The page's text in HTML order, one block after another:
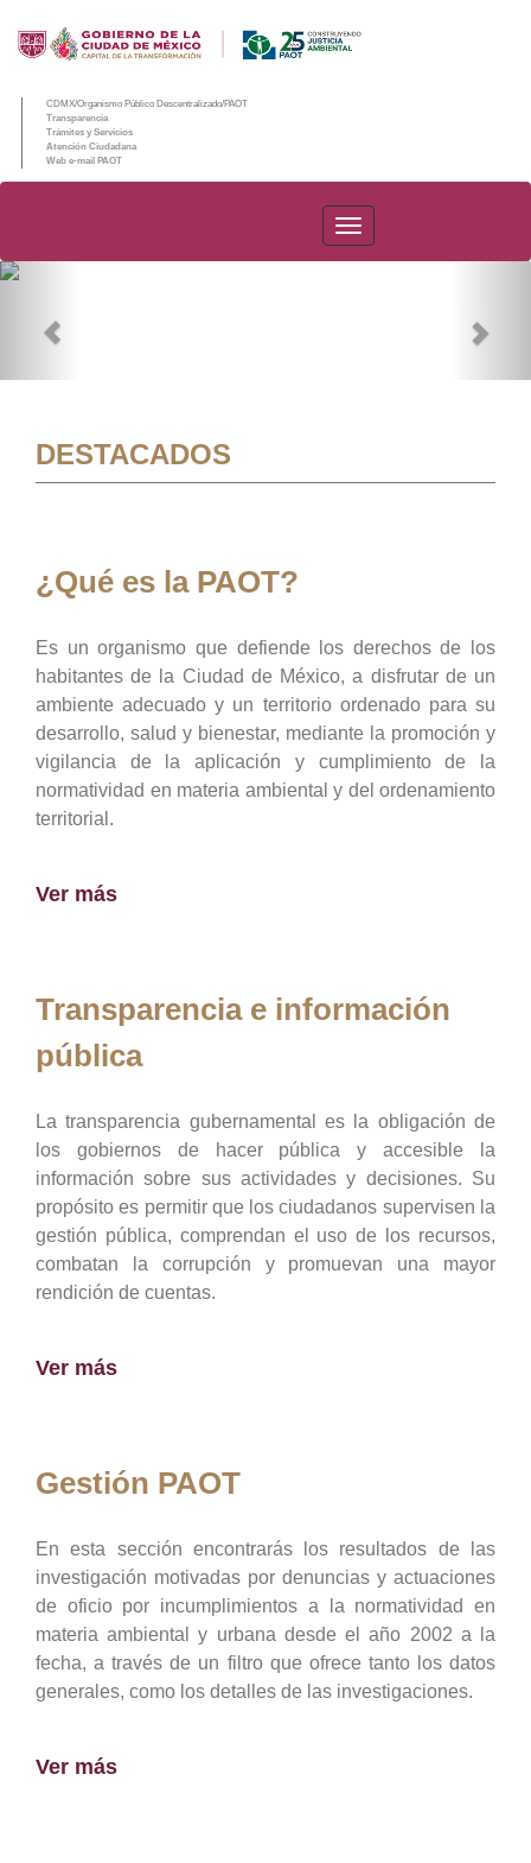
CDMX/Organismo Público Descentralizado/PAOT
Transparencia
Trámites y Servicios
Atención Ciudadana
Web e-mail PAOT
PAOT
DESTACADOS
¿Qué es la PAOT?
Es un organismo que defiende los derechos de los
habitantes de la Ciudad de México, a disfrutar de un
ambiente adecuado y un territorio ordenado para su
desarrollo, salud y bienestar, mediante la promoción y
vigilancia de la aplicación y cumplimiento de la
normatividad en materia ambiental y del ordenamiento
territorial.
Ver más
Transparencia e información
pública
La transparencia gubernamental es la obligación de
los gobiernos de hacer pública y accesible la
información sobre sus actividades y decisiones. Su
propósito es permitir que los ciudadanos supervisen la
gestión pública, comprendan el uso de los recursos,
combatan la corrupción y promuevan una mayor
rendición de cuentas.
Ver más
Gestión PAOT
En esta sección encontrarás los resultados de las
investigación motivadas por denuncias y actuaciones
de oficio por incumplimientos a la normatividad en
materia ambiental y urbana desde el año 2002 a la
fecha, a través de un filtro que ofrece tanto los datos
generales, como los detalles de las investigaciones.
Ver más